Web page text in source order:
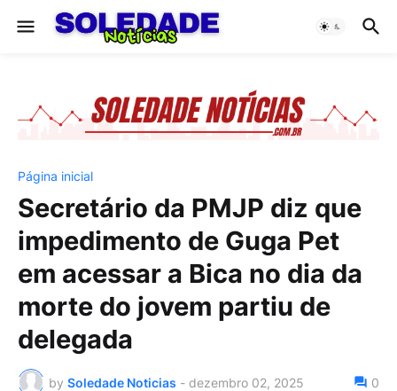
Página inicial
Secretário da PMJP diz que
impedimento de Guga Pet
em acessar a Bica no dia da
morte do jovem partiu de
delegada
by Soledade Noticias - dezembro 02, 2025 0